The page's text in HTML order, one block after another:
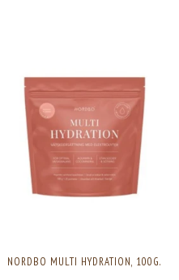
NORDBO MULTI HYDRATION, 100G.